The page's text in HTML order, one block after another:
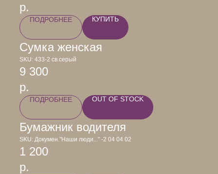
р.
ПОДРОБНЕЕ КУПИТЬ
Сумка женская
SKU: 433-2 св.серый
9 300
р.
ПОДРОБНЕЕ OUT OF STOCK
Бумажник водителя
SKU: Докумен."Наши люди..." -2 04 04 02
1 200
р.